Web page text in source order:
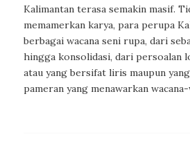
Kalimantan terasa semakin masif.
memamerkan karya, para perupa
berbagai wacana seni rupa, dari
hingga konsolidasi, dari persoalan
atau yang bersifat liris maupun
pameran yang menawarkan